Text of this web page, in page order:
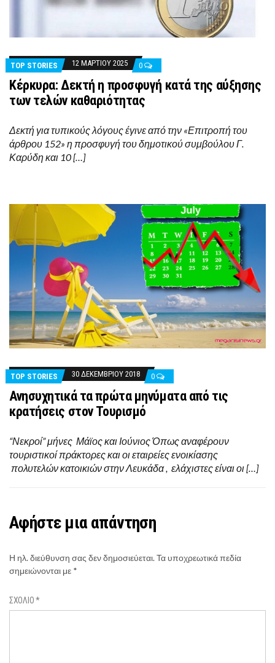
TOP STORIES 12 ΜΑΡΤΊΟΥ 2025 0
Κέρκυρα: Δεκτή η προσφυγή κατά της αύξησης
των τελών καθαριότητας
Δεκτή για τυπικούς λόγους έγινε από την «Επιτροπή του
άρθρου 152» η προσφυγή του δημοτικού συμβούλου Γ.
Καρύδη και 10 […]
TOP STORIES 30 ΔΕΚΕΜΒΡΊΟΥ 2018 0
Ανησυχητικά τα πρώτα μηνύματα από τις
κρατήσεις στον Τουρισμό
“Νεκροί” μήνες Μάϊος και Ιούνιος Όπως αναφέρουν
τουριστικοί πράκτορες και οι εταιρείες ενοικίασης
πολυτελών κατοικιών στην Λευκάδα , ελάχιστες είναι οι […]
Αφήστε μια απάντηση
Η ηλ. διεύθυνση σας δεν δημοσιεύεται.Τα υποχρεωτικά πεδία
σημειώνονται με *
ΣΧΌΛΙΟ*